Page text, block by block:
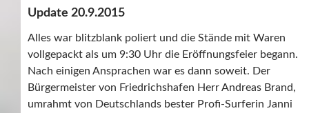
Update 20.9.2015
Alles war blitzblank poliert und die Stände mit Waren
vollgepackt als um 9:30 Uhr die Eröffnungsfeier begann.
Nach einigen Ansprachen war es dann soweit. Der
Bürgermeister von Friedrichshafen Herr Andreas Brand,
umrahmt von Deutschlands bester Profi-Surferin Janni